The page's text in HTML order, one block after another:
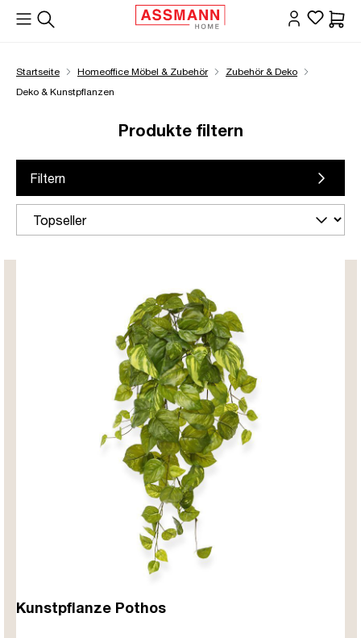
springen
Startseite Homeoffice Möbel & Zubehör
Zubehör & Deko
Deko & Kunstpflanzen
Produkte filtern
Filtern
Kunstpflanze Pothos